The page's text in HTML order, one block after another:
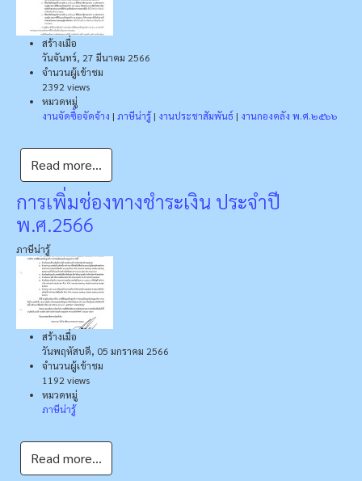
สร้างเมื่อ
วันจันทร์, 27 มีนาคม 2566
จำนวนผู้เข้าชม
2392 views
หมวดหมู่
งานจัดซื้อจัดจ้าง | ภาษีน่ารู้| งานประชาสัมพันธ์ | งานกองคลัง พ.ศ.๒๕๖๖
Read more...
การเพิ่มช่องทางชำระเงิน ประจำปี
พ.ศ.2566
ภาษีน่ารู้
สร้างเมื่อ
วันพฤหัสบดี, 05 มกราคม 2566
จำนวนผู้เข้าชม
1192 views
หมวดหมู่
ภาษีน่ารู้
Read more...